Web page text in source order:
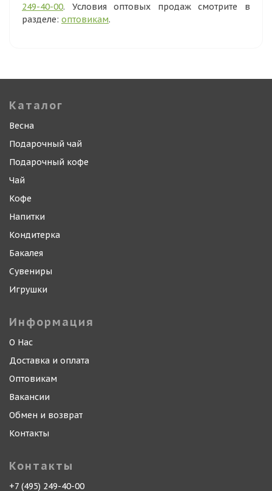
249-40-00. Условия оптовых продаж смотрите в
разделе: оптовикам.
Каталог
Весна
Подарочный чай
Подарочный кофе
Чай
Кофе
Напитки
Кондитерка
Бакалея
Сувениры
Игрушки
Информация
О Нас
Доставка и оплата
Оптовикам
Вакансии
Обмен и возврат
Контакты
Контакты
+7 (495) 249-40-00